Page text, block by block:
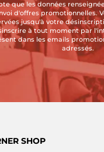
que les données
d'offres promotionnelles.
jusqu'à votre
à tout moment par
dans les emails
adressés.
SHOP